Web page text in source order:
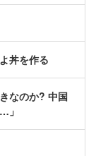
丼を作る
なのか? 中国
」